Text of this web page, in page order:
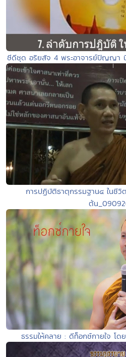
ซีดีชุด อริยสัจ 4 พระอาจารย์ปัญญ
การปฏิบัติธาตุกรรมฐาน๔ ในชีวิ
ต้น
ธรรมให้คลาย : ดีท็อกซ์กายใจ โ